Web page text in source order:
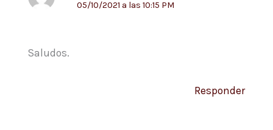
05/10/2021 a las 10:15 PM
Saludos.
Responder